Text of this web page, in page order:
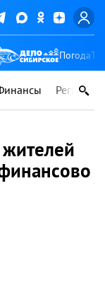
Погода
Регионы